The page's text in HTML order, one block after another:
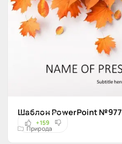
Шаблон PowerPoint №977
Природа
+159